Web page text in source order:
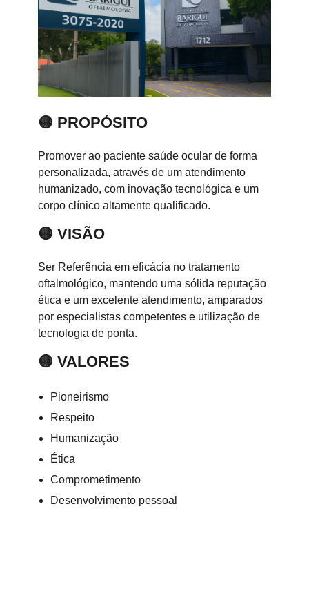
🟡 PROPÓSITO
Promover ao paciente saúde ocular de forma
personalizada, através de um atendimento
humanizado, com inovação tecnológica e um
corpo clínico altamente qualificado.
🟡 VISÃO
Ser Referência em eficácia no tratamento
oftalmológico, mantendo uma sólida reputação
ética e um excelente atendimento, amparados
por especialistas competentes e utilização de
tecnologia de ponta.
🟡 VALORES
Pioneirismo
Respeito
Humanização
Ética
Comprometimento
Desenvolvimento pessoal